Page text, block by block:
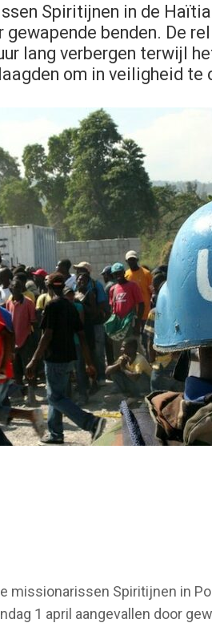
Spiritijnen in de
benden. De
lang verbergen terwijl
om in veiligheid te
missionarissen Spiritijnen in
1 april aangevallen door